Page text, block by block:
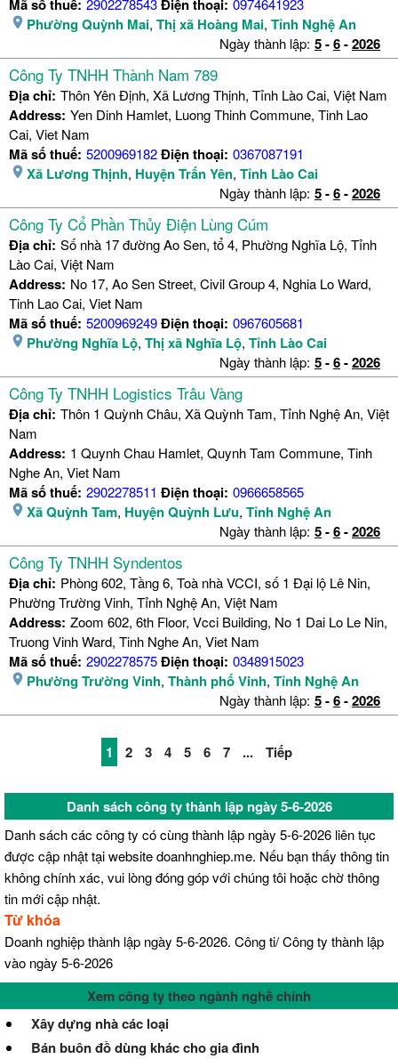
Mã số thuế: 2902278543Điện thoại: 0974641923
Phường Quỳnh Mai, Thị xã Hoàng Mai, Tỉnh Nghệ An
Ngày thành lập: 5-6-2026
Công Ty TNHH Thành Nam 789
Địa chỉ: Thôn Yên Định, Xã Lương Thịnh, Tỉnh Lào Cai, Việt Nam
Address: Yen Dinh Hamlet, Luong Thinh Commune, Tinh Lao
Cai, Viet Nam
Mã số thuế: 5200969182Điện thoại: 0367087191
Xã Lương Thịnh, Huyện Trấn Yên, Tỉnh Lào Cai
Ngày thành lập: 5-6-2026
Công Ty Cổ Phần Thủy Điện Lùng Cúm
Địa chỉ: Số nhà 17 đường Ao Sen, tổ 4, Phường Nghĩa Lộ, Tỉnh
Lào Cai, Việt Nam
Address: No 17, Ao Sen Street, Civil Group 4, Nghia Lo Ward,
Tinh Lao Cai, Viet Nam
Mã số thuế: 5200969249Điện thoại: 0967605681
Phường Nghĩa Lộ, Thị xã Nghĩa Lộ, Tỉnh Lào Cai
Ngày thành lập: 5-6-2026
Công Ty TNHH Logistics Trâu Vàng
Địa chỉ: Thôn 1 Quỳnh Châu, Xã Quỳnh Tam, Tỉnh Nghệ An, Việt
Nam
Address: 1 Quynh Chau Hamlet, Quynh Tam Commune, Tinh
Nghe An, Viet Nam
Mã số thuế: 2902278511 Điện thoại: 0966658565
Xã Quỳnh Tam, Huyện Quỳnh Lưu, Tỉnh Nghệ An
Ngày thành lập: 5-6-2026
Công Ty TNHH Syndentos
Địa chỉ: Phòng 602, Tầng 6, Toà nhà VCCI, số 1 Đại lộ Lê Nin,
Phường Trường Vinh, Tỉnh Nghệ An, Việt Nam
Address: Zoom 602, 6th Floor, Vcci Building, No 1 Dai Lo Le Nin,
Truong Vinh Ward, Tinh Nghe An, Viet Nam
Mã số thuế: 2902278575Điện thoại: 0348915023
Phường Trường Vinh, Thành phố Vinh, Tỉnh Nghệ An
Ngày thành lập: 5-6-2026
1 2 3 4 5 6 7 ... Tiếp
Danh sách công ty thành lập ngày 5-6-2026
Danh sách các công ty có cùng thành lập ngày 5-6-2026 liên tục
được cập nhật tại website doanhnghiep.me. Nếu bạn thấy thông tin
không chính xác, vui lòng đóng góp với chúng tôi hoặc chờ thông
tin mới cập nhật.
Từ khóa
Doanh nghiệp thành lập ngày 5-6-2026. Công ti/ Công ty thành lập
vào ngày 5-6-2026
Xem công ty theo ngành nghề chính
Xây dựng nhà các loại
Bán buôn đồ dùng khác cho gia đình